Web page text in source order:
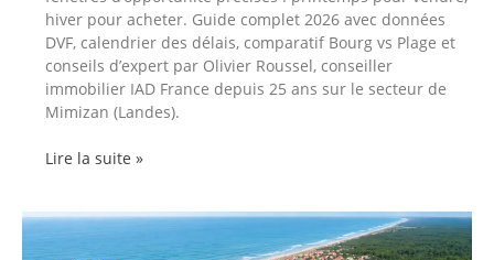
hiver pour acheter. Guide complet 2026 avec données
DVF, calendrier des délais, comparatif Bourg vs Plage et
conseils d’expert par Olivier Roussel, conseiller
immobilier IAD France depuis 25 ans sur le secteur de
Mimizan (Landes).
Saisonnalité
Mimizan
Lire la suite »